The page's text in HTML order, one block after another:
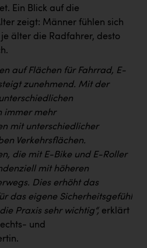
Ein Blick auf die
zeigt: Männer fühlen sich
älter die Radfahrer, desto
auf Flächen für Fahrrad, E-
zunehmend. Mit der
immer mehr
mit unterschiedlicher
Verkehrsflächen.
die mit E-Bike und E-Roller
mit höheren
Dies erhöht das
das eigene Sicherheitsgefühl
Praxis sehr wichtig“, erklärt
und